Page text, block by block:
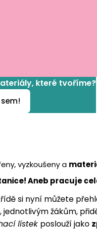
které tvoříme?
vyzkoušeny a
Aneb pracuje
si nyní můžete
jednotlivým žákům,
lístek poslouží jako